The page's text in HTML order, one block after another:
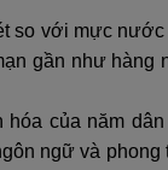
so với mực
gần như hàng
của năm dân
ngữ và